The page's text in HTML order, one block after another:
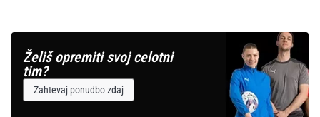
Želiš opremiti svoj celotni
tim?
Zahtevaj ponudbo zdaj